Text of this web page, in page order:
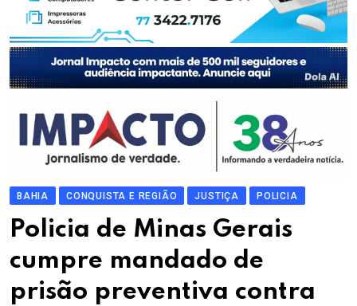
BAHIA CONQUISTA E REGIÃO JUSTIÇA POLICIA
Policia de Minas Gerais
cumpre mandado de
prisão preventiva contra